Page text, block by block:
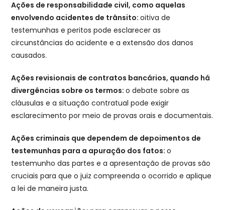
Ações de responsabilidade civil, como aquelas
envolvendo acidentes de trânsito:oitiva de
testemunhas e peritos pode esclarecer as
circunstâncias do acidente e a extensão dos danos
causados.
Ações revisionais de contratos bancários, quando há
divergências sobre os termos:o debate sobre as
cláusulas e a situação contratual pode exigir
esclarecimento por meio de provas orais e documentais.
Ações criminais que dependem de depoimentos de
testemunhas para a apuração dos fatos:o
testemunho das partes e a apresentação de provas são
cruciais para que o juiz compreenda o ocorrido e aplique
a lei de maneira justa.